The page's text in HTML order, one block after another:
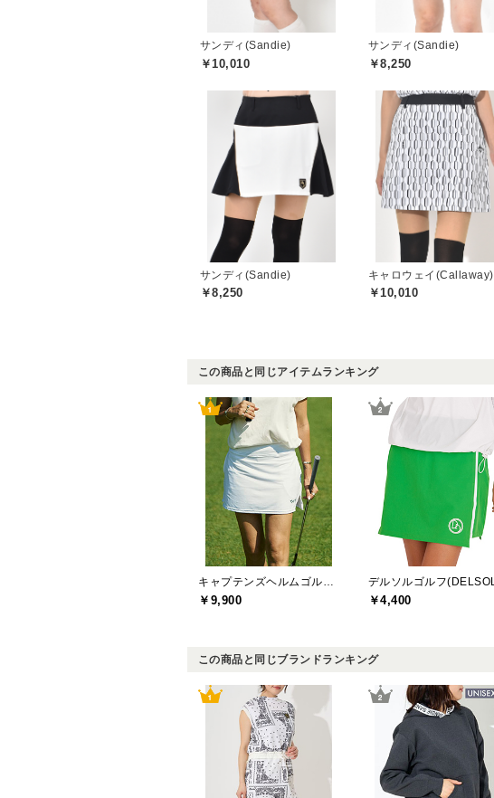
サンディ(Sandie)
￥10,010
サンディ(Sandie)
￥8,250
サンディ(Sandie)
￥8,250
キャロウェイ(Callaway)
￥10,010
この商品と同じアイテムランキング
￥9,900 ￥4,400
この商品と同じブランドランキング